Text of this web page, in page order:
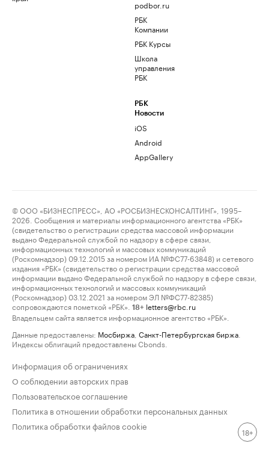
podbor.ru
РБК
Компании
РБК Курсы
Школа
управления
РБК
РБК
Новости
iOS
Android
AppGallery
© ООО «БИЗНЕСПРЕСС», АО «РОСБИЗНЕСКОНСАЛТИНГ», 1995–
2026. Сообщения и материалы информационного агентства «РБК»
(свидетельство о регистрации средства массовой информации
выдано Федеральной службой по надзору в сфере связи,
информационных технологий и массовых коммуникаций
(Роскомнадзор) 09.12.2015 за номером ИА №ФС77-63848) и сетевого
издания «РБК» (свидетельство о регистрации средства массовой
информации выдано Федеральной службой по надзору в сфере связи,
информационных технологий и массовых коммуникаций
(Роскомнадзор) 03.12.2021 за номером ЭЛ №ФС77-82385)
сопровождаются пометкой «РБК».
18+ letters@rbc.ru
Владельцем сайта является информационное агентство «РБК».
Данные предоставлены: Мосбиржа Санкт-Петербургская биржа
Индексы облигаций предоставлены Cbonds.
Информация об ограничениях
О соблюдении авторских прав
Пользовательское соглашение
Политика в отношении обработки персональных данных
Политика обработки файлов cookie
18+